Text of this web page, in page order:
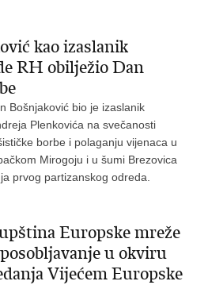
kao izaslanik
RH obilježio Dan
Bošnjaković bio je izaslanik
Plenkovića na svečanosti
borbe i polaganju vijenaca u
Mirogoju i u šumi Brezovica
prvog partizanskog odreda.
Europske mreže
u okviru
Vijećem Europske